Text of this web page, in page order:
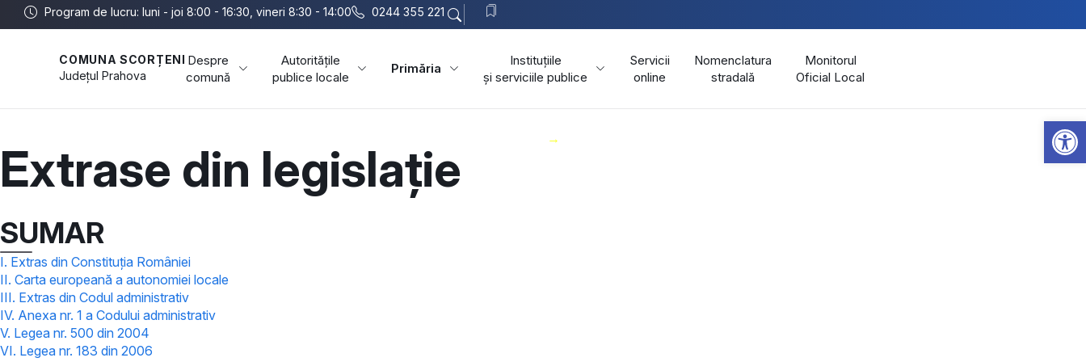
Program de lucru: luni - joi 8:00 - 16:30, vineri 8:30 - 14:00 0244 355 221
COMUNA SCORȚENI
JudețulPrahova
Despre
comună
Autoritățile
publice locale
Primăria
Instituțiile
și serviciile publice
Servicii
online
Nomenclatura
stradală
Monitorul
Oficial Local
Extrase din legislație
SUMAR
I. Extras din Constituția României
II. Carta europeană a autonomiei locale
III. Extras din Codul administrativ
IV. Anexa nr. 1 a Codului administrativ
V. Legea nr. 500 din 2004
VI. Legea nr. 183 din 2006